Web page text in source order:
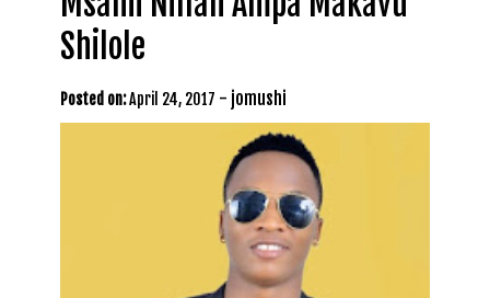
Shilole
Posted on:April 24, 2017 - jomushi